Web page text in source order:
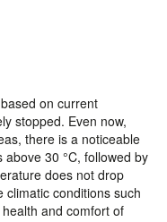
on current
stopped. Even now,
there is a noticeable
30 °C, followed by
does not drop
climatic conditions such
and comfort of